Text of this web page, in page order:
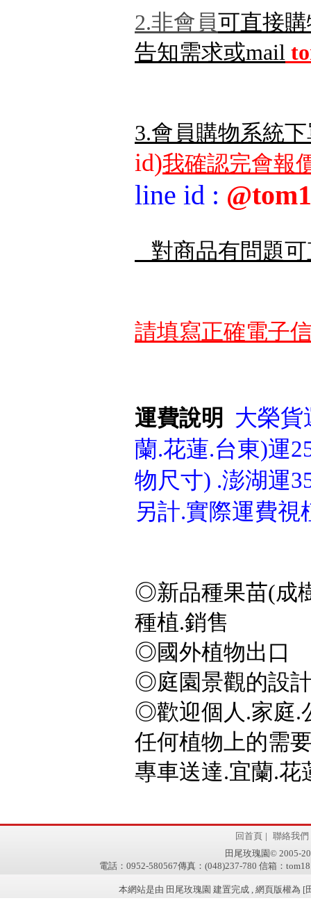
2.非會員可直接
告知需求或mail
3.會員購物系統
id)我確認完會報
line id :
對商品有問題
請填寫正確電子
運費說明
大榮貨
蘭.花蓮.台東)運
物尺寸) .澎湖運
另計.實際運費
◎新品種果苗(成
種植.銷售
◎國外植物出口
◎庭園景觀的設
◎歡迎個人.家庭.
任何植物上的需
專車送達.宜蘭.花
回首頁 | 聯絡我們
田尾玫瑰園© 2005-
電話：0952-580567傳真：(048)237-780 信箱：
本網站是由 田尾玫瑰園 建置完成 , 網頁版權為